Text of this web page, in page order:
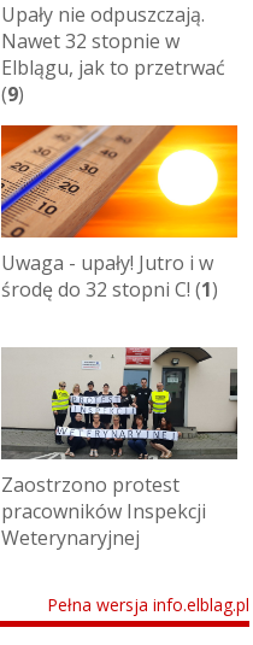
Upały nie odpuszczają.
Nawet 32 stopnie w
Elblągu, jak to przetrwać
(9)
Uwaga - upały! Jutro i w
środę do 32 stopni C! (1)
Zaostrzono protest
pracowników Inspekcji
Weterynaryjnej
Pełna wersja info.elblag.pl